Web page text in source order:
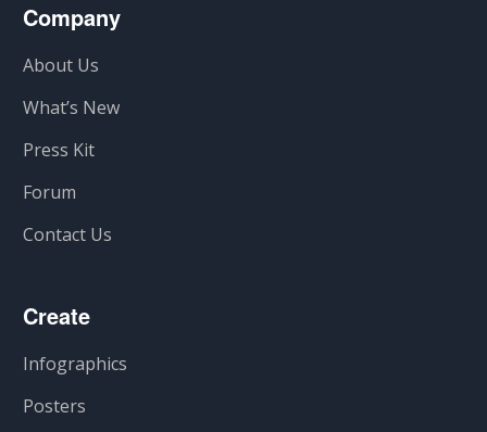
Company
About Us
What’s New
Press Kit
Forum
Contact Us
Create
Infographics
Posters